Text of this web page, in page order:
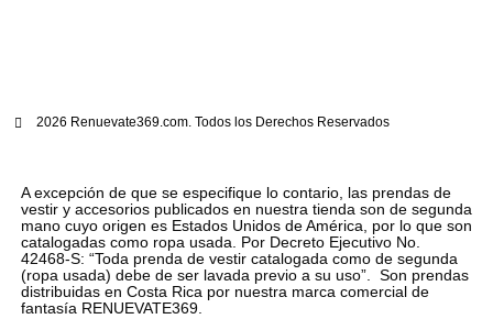
2026 Renuevate369.com. Todos los Derechos Reservados
A excepción de que se especifique lo contario, las prendas de
vestir y accesorios publicados en nuestra tienda son de segunda
mano cuyo origen es Estados Unidos de América, por lo que son
catalogadas como ropa usada. Por Decreto Ejecutivo No.
42468-S: “Toda prenda de vestir catalogada como de segunda
(ropa usada) debe de ser lavada previo a su uso”. Son prendas
distribuidas en Costa Rica por nuestra marca comercial de
fantasía RENUEVATE369.